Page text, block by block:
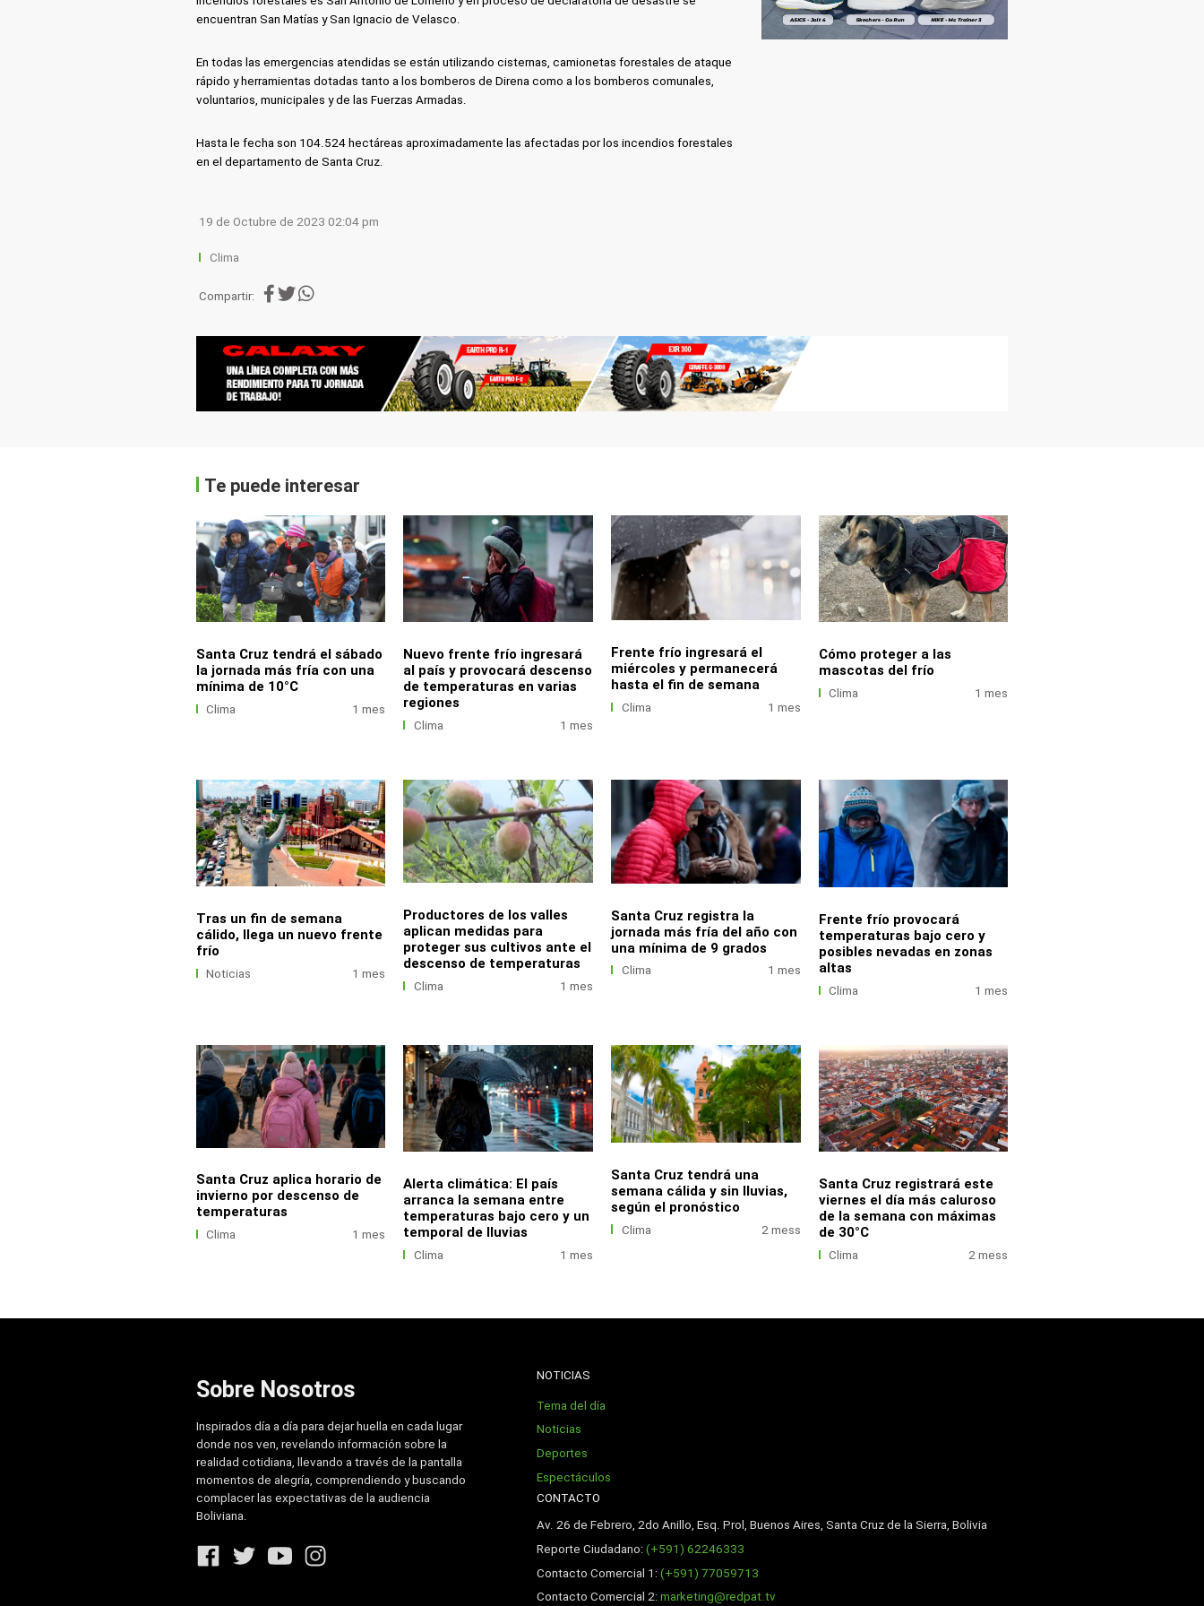
encuentran San Matías y San Ignacio de Velasco.
En todas las emergencias atendidas se están utilizando cisternas, camionetas forestales de ataque
rápido y herramientas dotadas tanto a los bomberos de Direna como a los bomberos comunales,
voluntarios, municipales y de las Fuerzas Armadas.
Hasta le fecha son 104.524 hectáreas aproximadamente las afectadas por los incendios forestales
en el departamento de Santa Cruz.
19 de Octubre de 2023 02:04 pm
Clima
Compartir:
Te puede interesar
Santa Cruz tendrá el sábado
la jornada más fría con una
mínima de 10°C
Clima 1 mes
Nuevo frente frío ingresará
al país y provocará descenso
de temperaturas en varias
regiones
Clima 1 mes
Frente frío ingresará el
miércoles y permanecerá
hasta el fin de semana
Clima 1 mes
Cómo proteger a las
mascotas del frío
Clima 1 mes
Tras un fin de semana
cálido, llega un nuevo frente
frío
Noticias 1 mes
Productores de los valles
aplican medidas para
proteger sus cultivos ante el
descenso de temperaturas
Clima 1 mes
Santa Cruz registra la
jornada más fría del año con
una mínima de 9 grados
Clima 1 mes
Frente frío provocará
temperaturas bajo cero y
posibles nevadas en zonas
altas
Clima 1 mes
Santa Cruz aplica horario de
invierno por descenso de
temperaturas
Clima 1 mes
Alerta climática: El país
arranca la semana entre
temperaturas bajo cero y un
temporal de lluvias
Clima 1 mes
Santa Cruz tendrá una
semana cálida y sin lluvias,
según el pronóstico
Clima 2 mess
Santa Cruz registrará este
viernes el día más caluroso
de la semana con máximas
de 30°C
Clima 2 mess
Sobre Nosotros
Inspirados día a día para dejar huella en cada lugar
donde nos ven, revelando información sobre la
realidad cotidiana, llevando a través de la pantalla
momentos de alegría, comprendiendo y buscando
complacer las expectativas de la audiencia
Boliviana.
NOTICIAS
Tema del día
Noticias
Deportes
Espectáculos
CONTACTO
Av. 26 de Febrero, 2do Anillo, Esq. Prol, Buenos Aires, Santa Cruz de la Sierra, Bolivia
Reporte Ciudadano:(+591) 62246333
Contacto Comercial 1:(+591) 77059713
Contacto Comercial 2:marketing@redpat.tv